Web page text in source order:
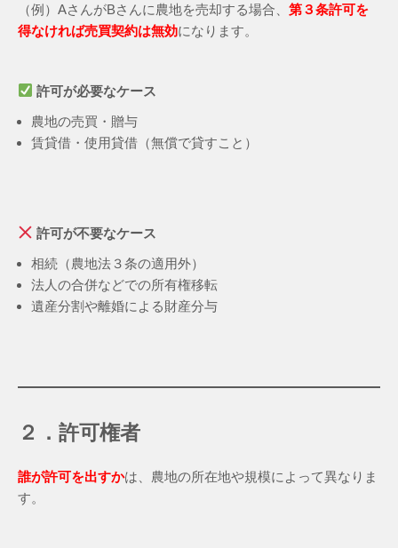
（例）AさんがBさんに農地を売却する場合、 第３条許可を
得なければ売買契約は無効になります。
許可が必要なケース
農地の売買・贈与
賃貸借・使用貸借（無償で貸すこと）
許可が不要なケース
相続（農地法３条の適用外）
法人の合併などでの所有権移転
遺産分割や離婚による財産分与
２．許可権者
誰が許可を出すかは、農地の所在地や規模によって異なりま
す。